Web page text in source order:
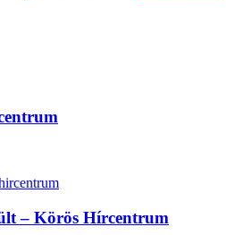
– Körös Hírcentrum